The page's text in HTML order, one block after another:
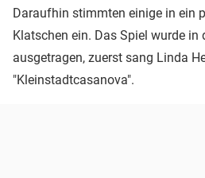
Daraufhin stimmten einige in ein
Klatschen ein. Das Spiel wurde in
ausgetragen, zuerst sang Linda
"Kleinstadtcasanova".